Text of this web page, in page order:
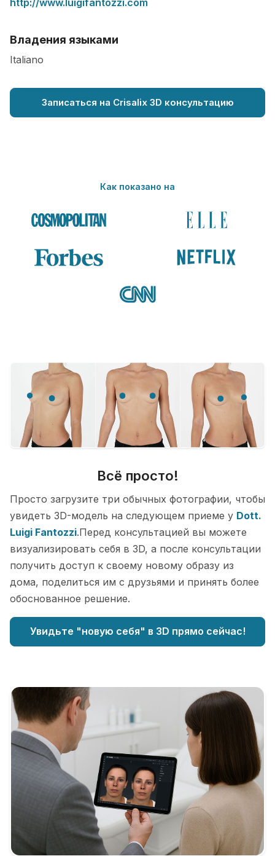
Владения языками
Italiano
Записаться на Crisalix 3D консультацию
Как показано на
Всё просто!
Просто загрузите три обычных фотографии, чтобы
увидеть 3D-модель на следующем приеме у Dott.
Luigi Fantozzi.Перед консультацией вы можете
визуализировать себя в 3D, а после консультации
получить доступ к своему новому образу из
дома, поделиться им с друзьями и принять более
обоснованное решение.
Увидьте "новую себя" в 3D прямо сейчас!